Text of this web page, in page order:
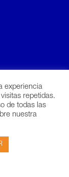
experiencia
repetidas.
de todas las
nuestra